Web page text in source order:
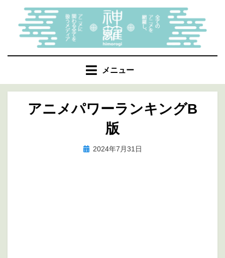
メニュー
アニメパワーランキングΒ
版
投稿者marumegane
投 2024年7月31日